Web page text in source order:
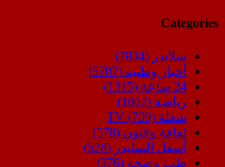
Categories
سلايدر (7834)
أخبار وطنية (5707)
24 ساعة
(1315)
رياضة (1002)
شعلة TV (709)
ثقافة وفنون (578)
أسفل السليدر (528)
طب وصحة (376)